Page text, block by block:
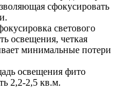
сфокусировать
светового
освещения, четкая
минимальные потери
освещения фито
2,2-2,5 кв.м.